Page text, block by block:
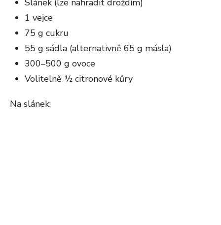
Slánek (lze nahradit droždím)
1 vejce
75 g cukru
55 g sádla (alternativně 65 g másla)
300–500 g ovoce
Volitelně ½ citronové kůry
Na slánek: